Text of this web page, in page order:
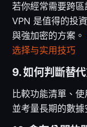
若你經常需要跨
VPN 是值得的投
與強加密的方案。
选择与实用技巧
9. 如何判斷替
比較功能清單、
並考量長期的數據